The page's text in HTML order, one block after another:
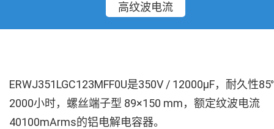
高纹波电流
ERWJ351LGC123MFF0U是350V / 12000µF，耐久性
2000小时，螺丝端子型 89×150 mm，额定纹波电流
40100mArms的铝电解电容器。